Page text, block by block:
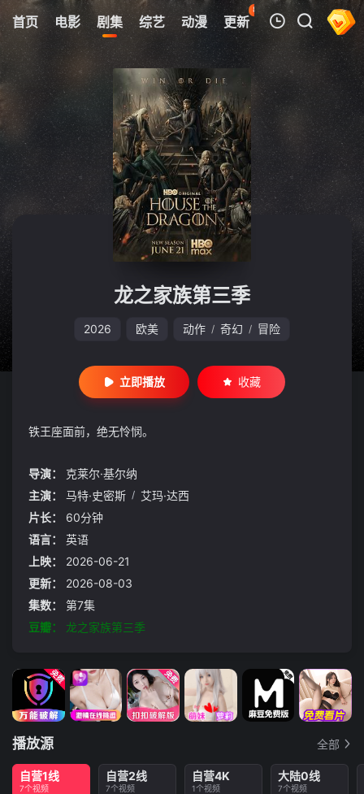
首页 电影 剧集 综艺 动漫 更新
89
热榜 APP
我的观影记录
暂无观看影片的记录
龙之家族第三季
2026 欧美 动作 / 奇幻 / 冒险
立即播放 收藏
铁王座面前，绝无怜悯。
导演：
克莱尔·基尔纳
主演：
马特·史密斯 / 艾玛·达西
片长：
60分钟
语言：
英语
上映：
2026-06-21
更新：
2026-08-03
集数：
第7集
豆瓣：
龙之家族第三季
播放源 全部
自营1线
7个视频
自营2线
7个视频
自营4K
1个视频
大陆0线
7个视频